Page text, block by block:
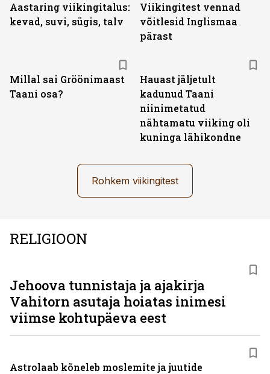
Aastaring viikingitalus:
kevad, suvi, sügis, talv
Viikingitest vennad
võitlesid Inglismaa
pärast
Millal sai Gröönimaast
Taani osa?
Hauast jäljetult
kadunud Taani
niinimetatud
nähtamatu viiking oli
kuninga lähikondne
Rohkem viikingitest
RELIGIOON
Jehoova tunnistaja ja ajakirja
Vahitorn asutaja hoiatas inimesi
viimse kohtupäeva eest
Astrolaab kõneleb moslemite ja juutide